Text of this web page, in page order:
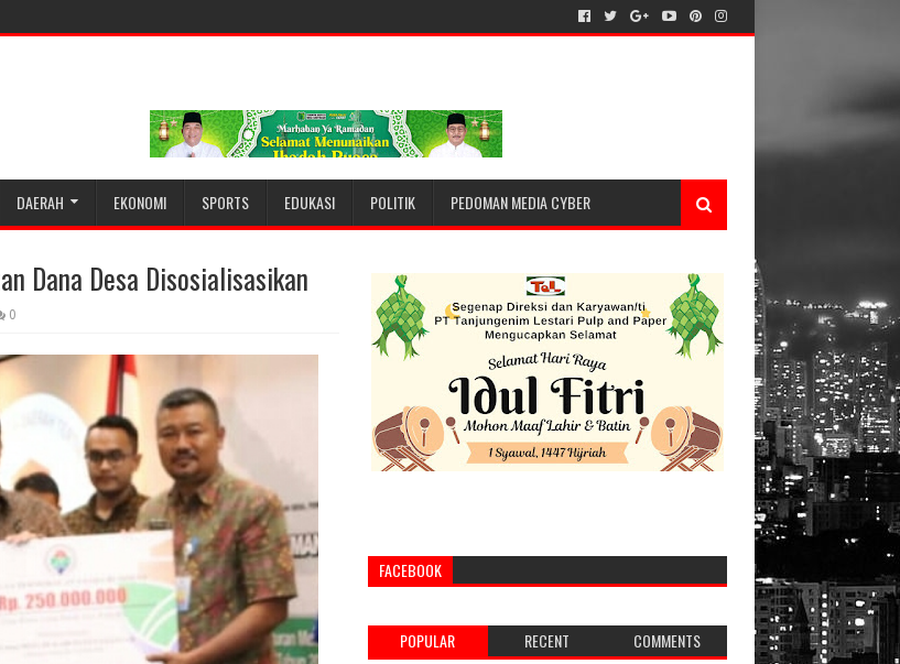
DAERAH EKONOMI SPORTS EDUKASI POLITIK PEDOMAN MEDIA CYBER
Dana Desa Disosialisasikan
0
FACEBOOK
POPULAR RECENT COMMENTS